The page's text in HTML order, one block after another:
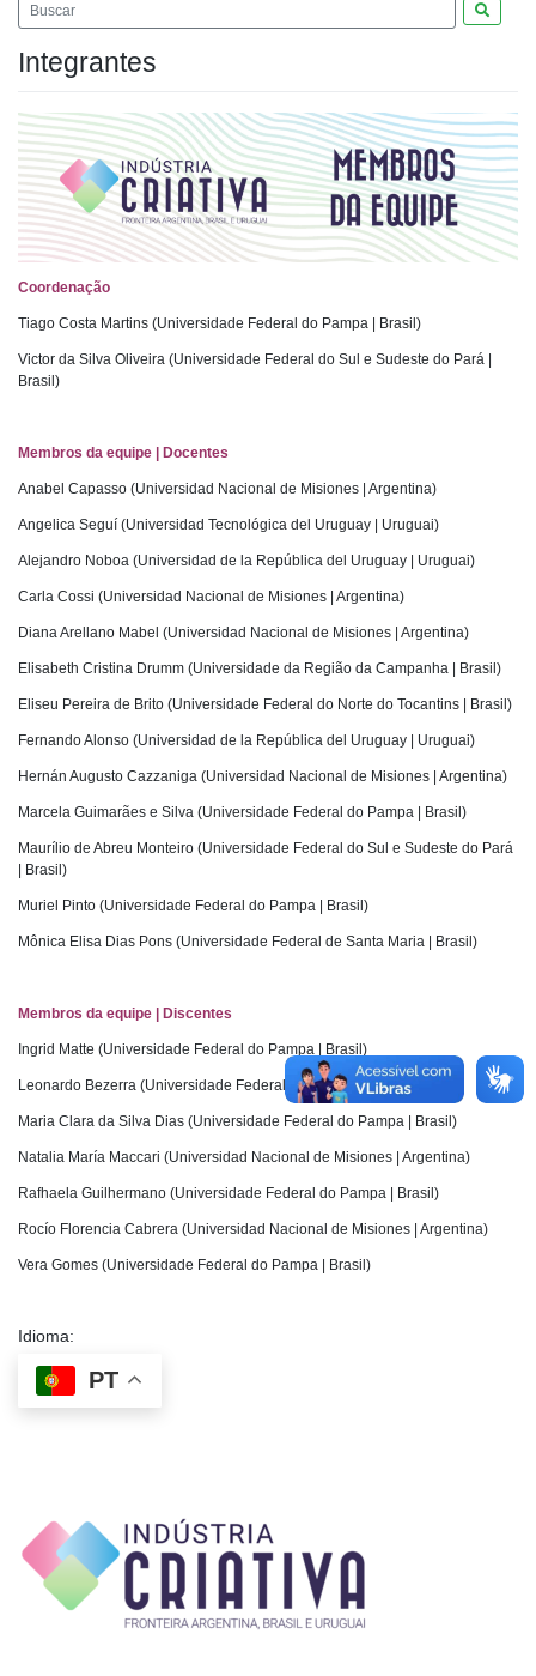
Integrantes
Coordenação
Tiago Costa Martins (Universidade Federal do Pampa | Brasil)
Victor da Silva Oliveira (Universidade Federal do Sul e Sudeste do Pará |
Brasil)
Membros da equipe | Docentes
Anabel Capasso (Universidad Nacional de Misiones | Argentina)
Angelica Seguí (Universidad Tecnológica del Uruguay | Uruguai)
Alejandro Noboa (Universidad de la República del Uruguay | Uruguai)
Carla Cossi (Universidad Nacional de Misiones | Argentina)
Diana Arellano Mabel (Universidad Nacional de Misiones | Argentina)
Elisabeth Cristina Drumm (Universidade da Região da Campanha | Brasil)
Eliseu Pereira de Brito (Universidade Federal do Norte do Tocantins | Brasil)
Fernando Alonso (Universidad de la República del Uruguay | Uruguai)
Hernán Augusto Cazzaniga (Universidad Nacional de Misiones | Argentina)
Marcela Guimarães e Silva (Universidade Federal do Pampa | Brasil)
Maurílio de Abreu Monteiro (Universidade Federal do Sul e Sudeste do Pará
| Brasil)
Muriel Pinto (Universidade Federal do Pampa | Brasil)
Mônica Elisa Dias Pons (Universidade Federal de Santa Maria | Brasil)
Membros da equipe | Discentes
Ingrid Matte (Universidade Federal do Pampa | Brasil)
Leonardo Bezerra (Universidade Federal do Pampa | Brasil)
Maria Clara da Silva Dias (Universidade Federal do Pampa | Brasil)
Natalia María Maccari (Universidad Nacional de Misiones | Argentina)
Rafhaela Guilhermano (Universidade Federal do Pampa | Brasil)
Rocío Florencia Cabrera (Universidad Nacional de Misiones | Argentina)
Vera Gomes (Universidade Federal do Pampa | Brasil)
Idioma:
PT